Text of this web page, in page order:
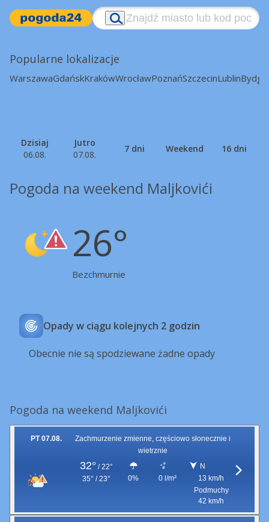
Popularne lokalizacje
WarszawaGdańskKrakówWrocławPoznańSzczecinLublin
Dzisiaj
06.08.
Jutro
07.08.
7 dni Weekend 16 dni
Pogoda na weekend Maljkovići
26°
Bezchmurnie
Opady w ciągu kolejnych 2 godzin
Obecnie nie są spodziewane żadne opady
Pogoda na weekend Maljkovići
PT 07.08.
Zachmurzenie zmienne, częściowo słonecznie i
wietrznie
32° / 22°
35° / 23°
0% 0 l/m²
N
13 km/h
Podmuchy
42 km/h